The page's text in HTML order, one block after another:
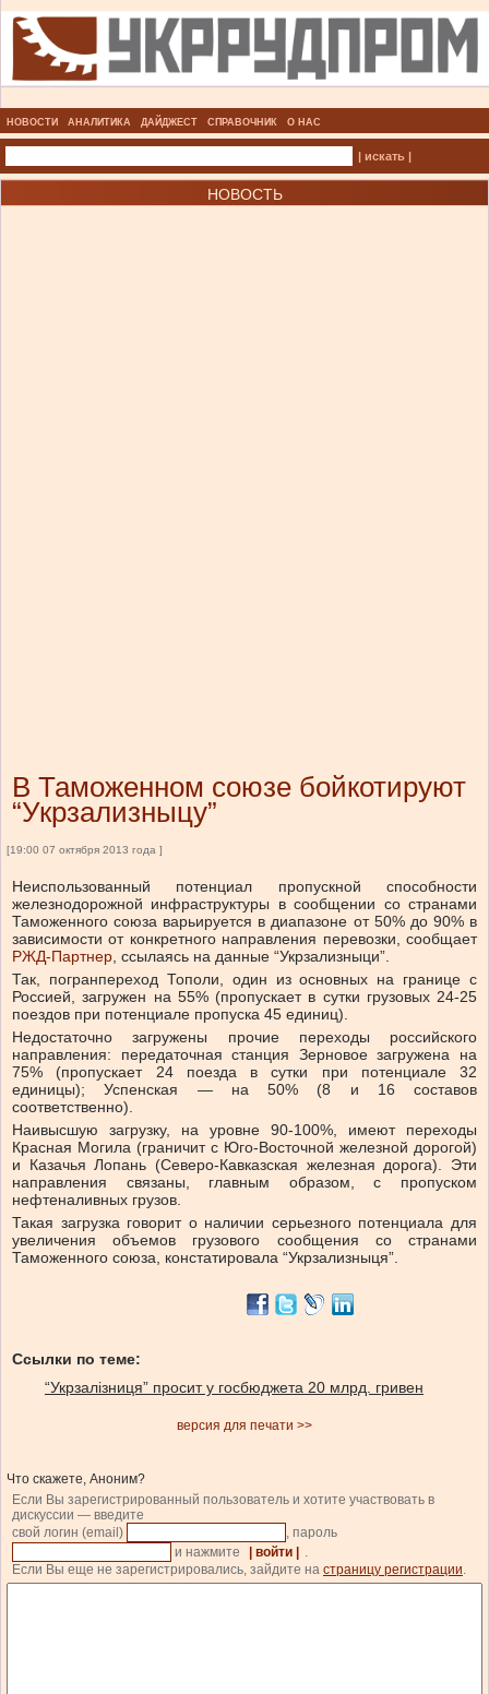
НОВОСТИ АНАЛИТИКА ДАЙДЖЕСТ СПРАВОЧНИК О НАС
| искать |
НОВОСТЬ
В Таможенном союзе бойкотируют
“Укрзализныцу”
[19:00 07 октября 2013 года ]
Неиспользованный потенциал пропускной способности
железнодорожной инфраструктуры в сообщении со странами
Таможенного союза варьируется в диапазоне от 50% до 90% в
зависимости от конкретного направления перевозки, сообщает
РЖД-Партнер, ссылаясь на данные “Укрзализныци”.
Так, погранпереход Тополи, один из основных на границе с
Россией, загружен на 55% (пропускает в сутки грузовых 24-25
поездов при потенциале пропуска 45 единиц).
Недостаточно загружены прочие переходы российского
направления: передаточная станция Зерновое загружена на
75% (пропускает 24 поезда в сутки при потенциале 32
единицы); Успенская — на 50% (8 и 16 составов
соответственно).
Наивысшую загрузку, на уровне 90-100%, имеют переходы
Красная Могила (граничит с Юго-Восточной железной дорогой)
и Казачья Лопань (Северо-Кавказская железная дорога). Эти
направления связаны, главным образом, с пропуском
нефтеналивных грузов.
Такая загрузка говорит о наличии серьезного потенциала для
увеличения объемов грузового сообщения со странами
Таможенного союза, констатировала “Укрзализныця”.
Ссылки по теме:
“Укрзалізниця” просит у госбюджета 20 млрд. гривен
версия для печати >>
Что скажете, Аноним?
Если Вы зарегистрированный пользователь и хотите участвовать в
дискуссии — введите
свой логин (email)
, пароль
и нажмите
| войти |
.
Если Вы еще не зарегистрировались, зайдите на страницу регистрации.